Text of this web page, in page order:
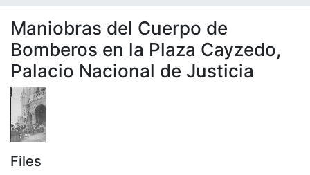
Maniobras del Cuerpo de
Bomberos en la Plaza Cayzedo,
Palacio Nacional de Justicia
Files